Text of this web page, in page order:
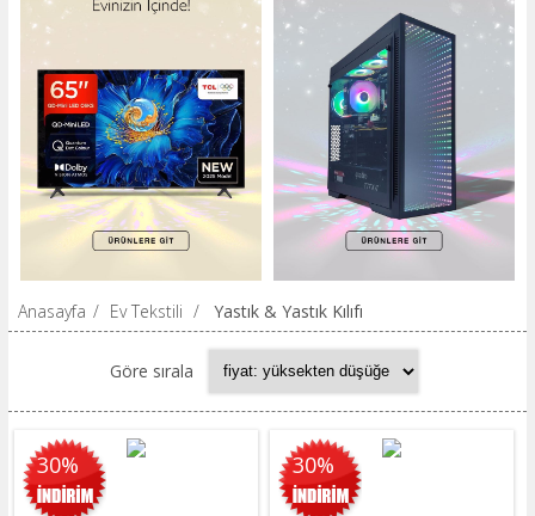
Anasayfa / Ev Tekstili / Yastık & Yastık Kılıfı
Göre sırala
30% 30%